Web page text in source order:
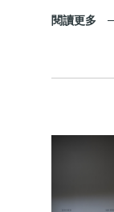
閱讀更多